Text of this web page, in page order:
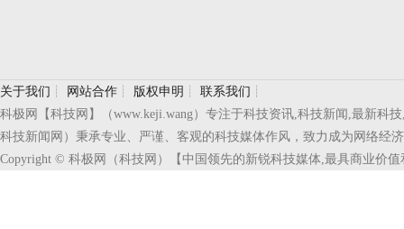
关于我们 ┊ 网站合作 ┊ 版权申明 ┊ 联系我们 ┊
科极网【科技网】（www.keji.wang）专注于科技资讯,科技新闻,最新科
科技新闻网）秉承专业、严谨、客观的科技媒体作风，致力成为网络经
Copyright © 科极网（科技网）【中国领先的新锐科技媒体,最具商业价